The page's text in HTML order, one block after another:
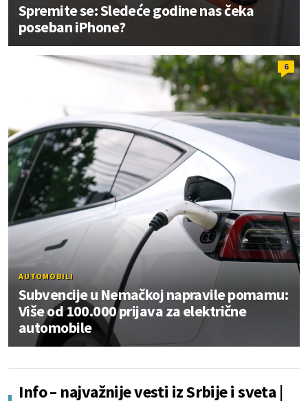
Spremite se: Sledeće godine nas čeka
poseban iPhone?
6
AUTOMOBILI
Subvencije u Nemačkoj napravile pomamu:
Više od 100.000 prijava za električne
automobile
Info – najvažnije vesti iz Srbije i sveta |